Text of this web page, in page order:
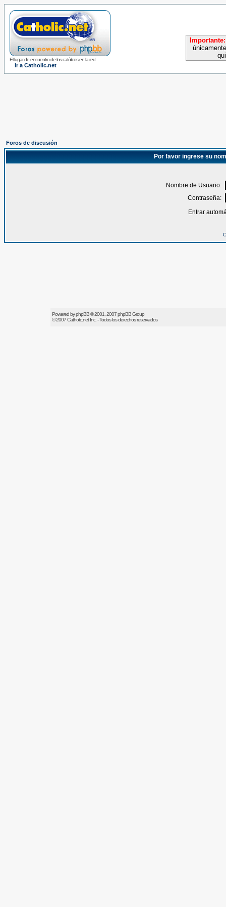
El lugar de encuentro de los católicos en la red
Ir a Catholic.net
Importante:
Foros de discusión
Por favor ingrese su
Nombre de Usuario:
Contraseña:
Entrar
Powered byphpBB© 2001, 2007 phpBB Group
© 2007Catholic.netInc. - Todos los derechos reservados